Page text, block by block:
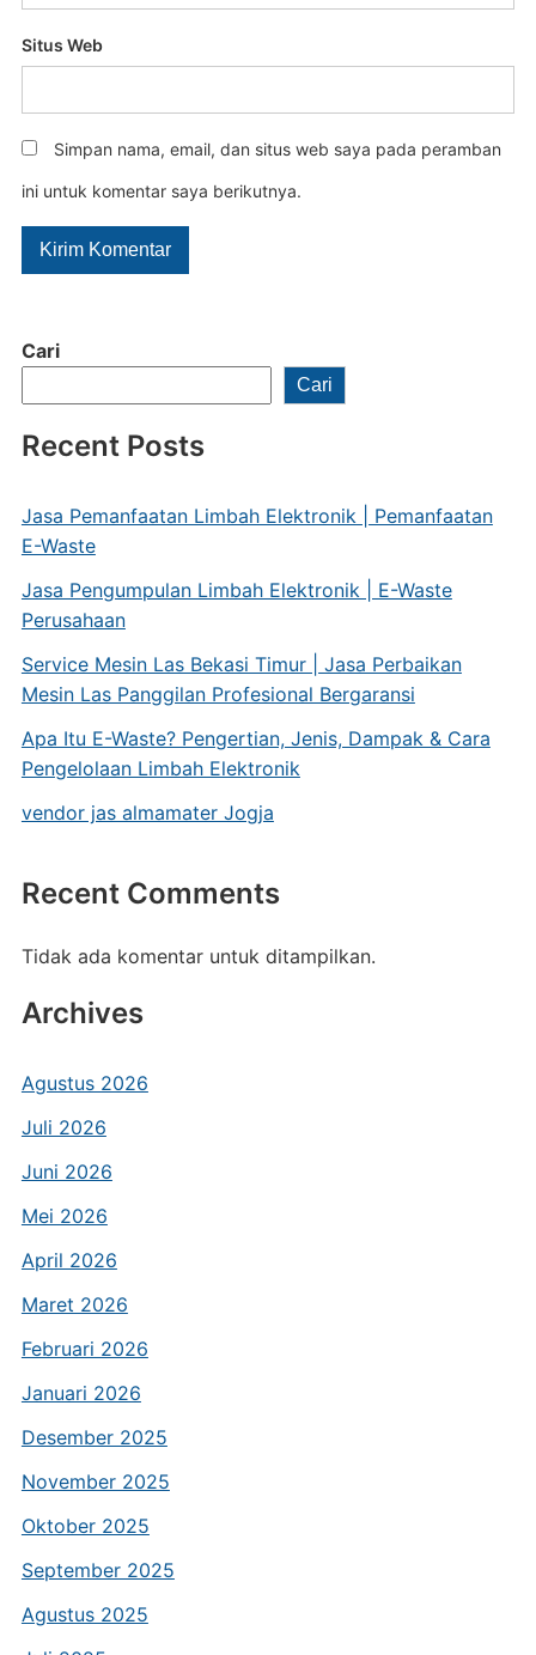
Cari
Cari
Recent Posts
Jasa Pemanfaatan Limbah Elektronik | Pemanfaatan
E-Waste
Jasa Pengumpulan Limbah Elektronik | E-Waste
Perusahaan
Service Mesin Las Bekasi Timur | Jasa Perbaikan
Mesin Las Panggilan Profesional Bergaransi
Apa Itu E-Waste? Pengertian, Jenis, Dampak & Cara
Pengelolaan Limbah Elektronik
vendor jas almamater Jogja
Recent Comments
Tidak ada komentar untuk ditampilkan.
Archives
Agustus 2026
Juli 2026
Juni 2026
Mei 2026
April 2026
Maret 2026
Februari 2026
Januari 2026
Desember 2025
November 2025
Oktober 2025
September 2025
Agustus 2025
Situs Web
Simpan nama, email, dan situs web saya pada peramban
ini untuk komentar saya berikutnya.